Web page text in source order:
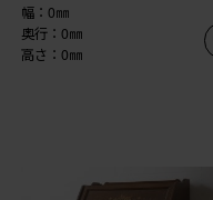
幅：0㎜
奥行：0㎜
高さ：0㎜